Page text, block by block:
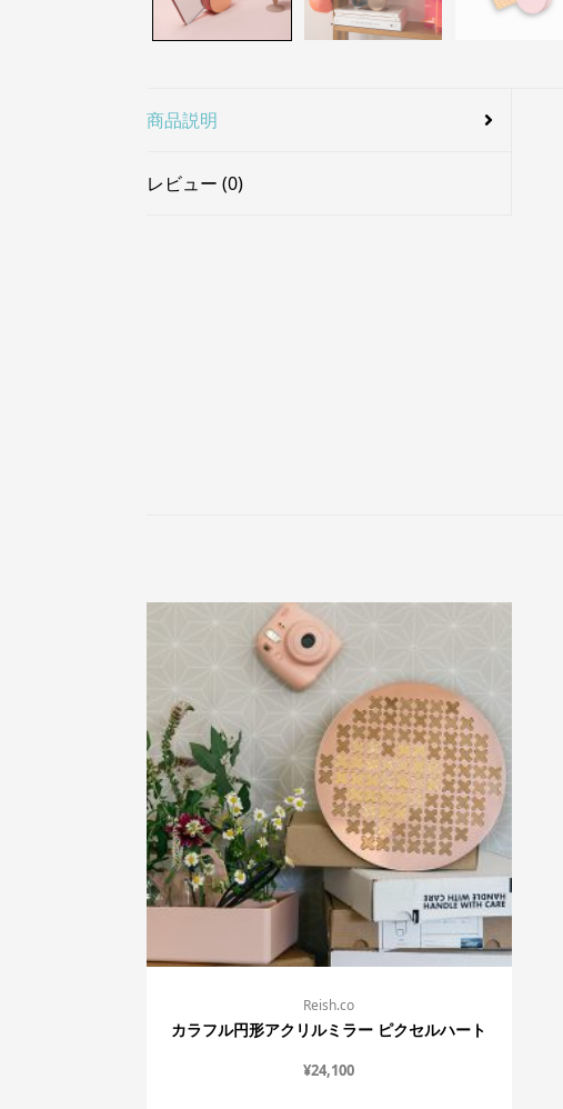
商品説明
レビュー (0)
Reish.co
カラフル円形アクリルミラー ピクセルハート
¥24,100